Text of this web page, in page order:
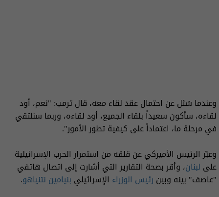
وعندما سُئل عن احتمال عقد لقاء معه، قال ترمب: "نعم، أود
لقاءه، سأكون سعيداً بلقاء الجميع، أود لقاءه، وربما سنلتقي
في مرحلة ما، اعتماداً على كيفية تطور الأمور".
وعبّر الرئيس الأميركي عن قلقه من استمرار الحرب الإسرائيلية
على لبنان، وأقر بصحة التقارير التي أشارت إلى اتصال هاتفي
"عاصف" بينه وبين رئيس الوزراء الإسرائيلي بنيامين نتنياهو.